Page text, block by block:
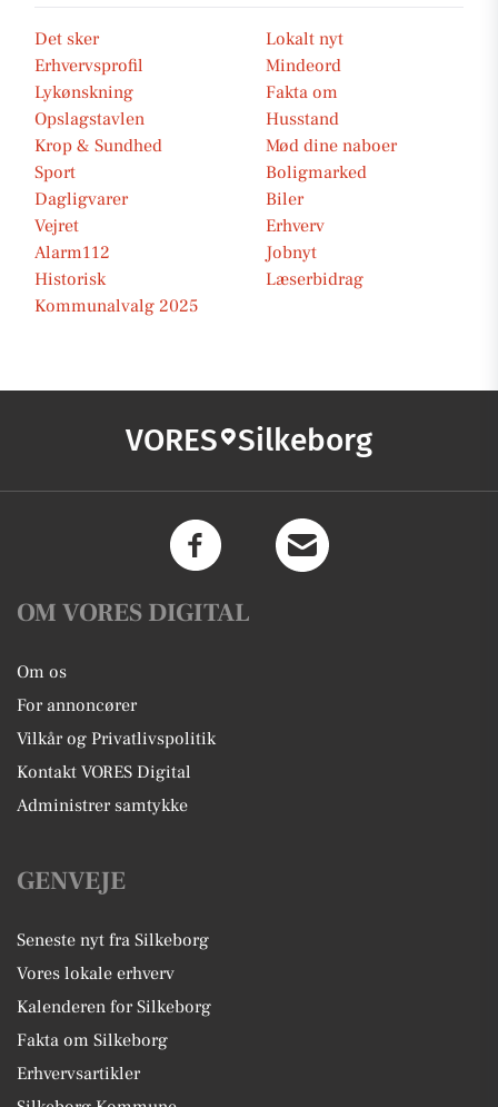
Det sker
Lokalt nyt
Erhvervsprofil
Mindeord
Lykønskning
Fakta om
Opslagstavlen
Husstand
Krop & Sundhed
Mød dine naboer
Sport
Boligmarked
Dagligvarer
Biler
Vejret
Erhverv
Alarm112
Jobnyt
Historisk
Læserbidrag
Kommunalvalg 2025
VORES Silkeborg
OM VORES DIGITAL
Om os
For annoncører
Vilkår og Privatlivspolitik
Kontakt VORES Digital
Administrer samtykke
GENVEJE
Seneste nyt fra Silkeborg
Vores lokale erhverv
Kalenderen for Silkeborg
Fakta om Silkeborg
Erhvervsartikler